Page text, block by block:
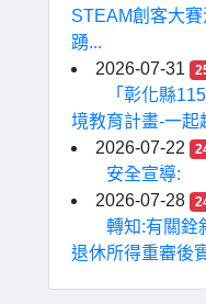
STEAM創客大
踴...
2026-07-31
「彰化縣
境教育計畫-一起
2026-07-22
安全宣導:
2026-07-28
轉知:有關銓
退休所得重審後